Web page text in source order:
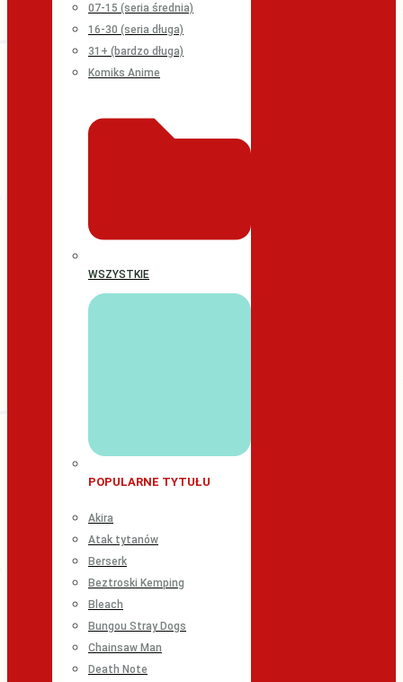
07-15 (seria średnia)
16-30 (seria długa)
31+ (bardzo długa)
Komiks Anime
WSZYSTKIE
POPULARNE TYTUŁU
Akira
Atak tytanów
Berserk
Beztroski Kemping
Bleach
Bungou Stray Dogs
Chainsaw Man
Death Note